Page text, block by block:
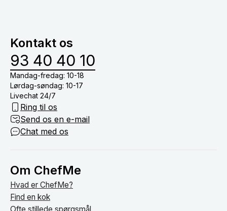
Kontakt os
93 40 40 10
Mandag-fredag: 10-18
Lørdag-søndag: 10-17
Livechat 24/7
Ring til os
Send os en e-mail
Chat med os
Om ChefMe
Hvad er ChefMe?
Find en kok